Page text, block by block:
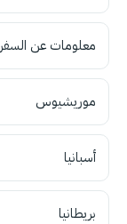
معلومات عن السفر
موريشيوس
أسبانيا
بريطانيا